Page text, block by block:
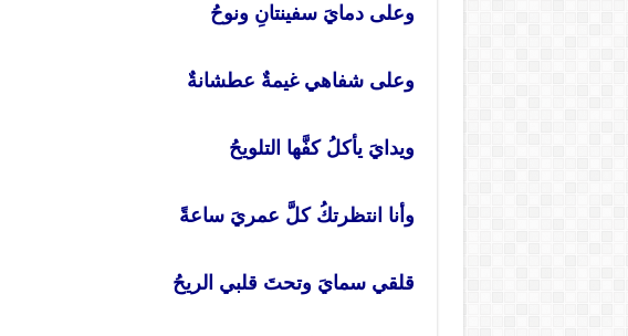
وعلى دمايَ سفينتانِ ونوحُ
وعلى شفاهي غيمةٌ عطشانةٌ
ويدايَ يأكلُ كفَّها التلويحُ
وأنا انتظرتكُ كلَّ عمريَ ساعةً
قلقي سمايَ وتحتَ قلبي الريحُ